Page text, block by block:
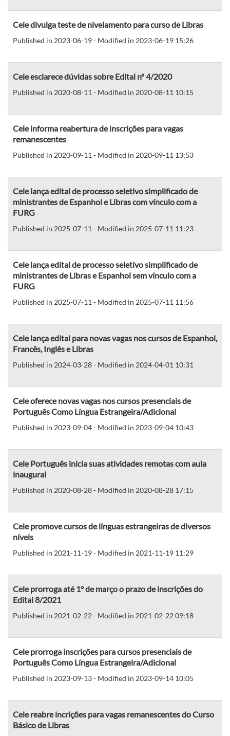
Cele divulga teste de nivelamento para curso de Libras
Published in 2023-06-19 - Modified in 2023-06-19 15:26
Cele esclarece dúvidas sobre Edital nº 4/2020
Published in 2020-08-11 - Modified in 2020-08-11 10:15
Cele informa reabertura de inscrições para vagas
remanescentes
Published in 2020-09-11 - Modified in 2020-09-11 13:53
Cele lança edital de processo seletivo simplificado de
ministrantes de Espanhol e Libras com vínculo com a
FURG
Published in 2025-07-11 - Modified in 2025-07-11 11:23
Cele lança edital de processo seletivo simplificado de
ministrantes de Libras e Espanhol sem vínculo com a
FURG
Published in 2025-07-11 - Modified in 2025-07-11 11:56
Cele lança edital para novas vagas nos cursos de Espanhol,
Francês, Inglês e Libras
Published in 2024-03-28 - Modified in 2024-04-01 10:31
Cele oferece novas vagas nos cursos presenciais de
Português Como Língua Estrangeira/Adicional
Published in 2023-09-04 - Modified in 2023-09-04 10:43
Cele Português inicia suas atividades remotas com aula
inaugural
Published in 2020-08-28 - Modified in 2020-08-28 17:15
Cele promove cursos de línguas estrangeiras de diversos
níveis
Published in 2021-11-19 - Modified in 2021-11-19 11:29
Cele prorroga até 1º de março o prazo de inscrições do
Edital 8/2021
Published in 2021-02-22 - Modified in 2021-02-22 09:18
Cele prorroga inscrições para cursos presenciais de
Português Como Língua Estrangeira/Adicional
Published in 2023-09-13 - Modified in 2023-09-14 10:05
Cele reabre incrições para vagas remanescentes do Curso
Básico de Libras